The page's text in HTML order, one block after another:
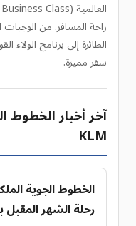
راحة المسافر. من الوجبات
سفر مميزة.
آخر أخبار الخطوط
KLM
رحلة الشهر